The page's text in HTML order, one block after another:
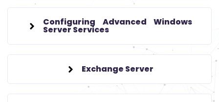
Configuring Advanced Windows
Server Services
Exchange Server